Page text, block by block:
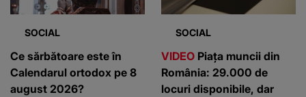
SOCIAL
Ce sărbătoare este în
Calendarul ortodox pe 8
august 2026?
SOCIAL
VIDEO Piața muncii din
România: 29.000 de
locuri disponibile, dar